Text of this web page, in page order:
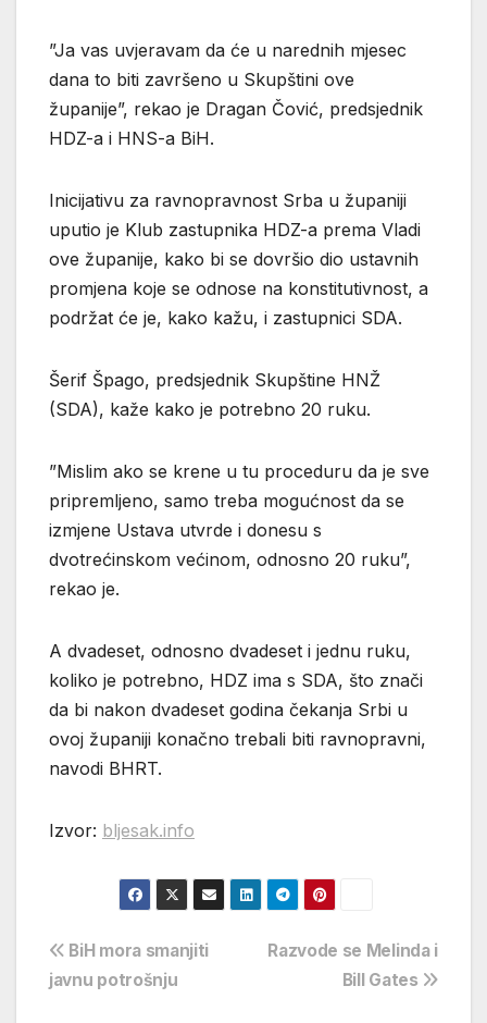
”Ja vas uvjeravam da će u narednih mjesec
dana to biti završeno u Skupštini ove
županije”, rekao je Dragan Čović, predsjednik
HDZ-a i HNS-a BiH.
Inicijativu za ravnopravnost Srba u županiji
uputio je Klub zastupnika HDZ-a prema Vladi
ove županije, kako bi se dovršio dio ustavnih
promjena koje se odnose na konstitutivnost, a
podržat će je, kako kažu, i zastupnici SDA.
Šerif Špago, predsjednik Skupštine HNŽ
(SDA), kaže kako je potrebno 20 ruku.
”Mislim ako se krene u tu proceduru da je sve
pripremljeno, samo treba mogućnost da se
izmjene Ustava utvrde i donesu s
dvotrećinskom većinom, odnosno 20 ruku”,
rekao je.
A dvadeset, odnosno dvadeset i jednu ruku,
koliko je potrebno, HDZ ima s SDA, što znači
da bi nakon dvadeset godina čekanja Srbi u
ovoj županiji konačno trebali biti ravnopravni,
navodi BHRT.
Izvor: bljesak.info
Navigacija
objava
Razvode se Melinda i
Bill Gates
BiH mora smanjiti
javnu potrošnju